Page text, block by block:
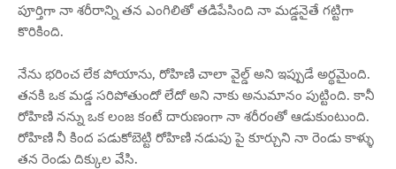
పూర్తిగా నా శరీరాన్ని తన ఎంగిలితో తడిపేసింది నా మడ్డనైతే గట్టిగా
కొరికింది.
నేను భరించ లేక పోయాను, రోహిణి చాలా వైల్డ్ అని ఇప్పుడే అర్థమైంది.
తనకి ఒక మడ్డ సరిపోతుందో లేదో అని నాకు అనుమానం పుట్టింది. కానీ
రోహిణి నన్ను ఒక లంజ కంటే దారుణంగా నా శరీరంతో ఆడుకుంటుంది.
రోహిణి నీ కింద పడుకోబెట్టి రోహిణి నడుపు పై కూర్చుని నా రెండు కాళ్ళు
తన రెండు దిక్కుల వేసి.